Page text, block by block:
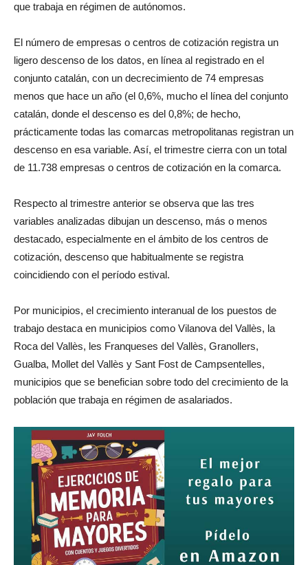
que trabaja en régimen de autónomos.
El número de empresas o centros de cotización registra un
ligero descenso de los datos, en línea al registrado en el
conjunto catalán, con un decrecimiento de 74 empresas
menos que hace un año (el 0,6%, mucho el línea del conjunto
catalán, donde el descenso es del 0,8%; de hecho,
prácticamente todas las comarcas metropolitanas registran un
descenso en esa variable. Así, el trimestre cierra con un total
de 11.738 empresas o centros de cotización en la comarca.
Respecto al trimestre anterior se observa que las tres
variables analizadas dibujan un descenso, más o menos
destacado, especialmente en el ámbito de los centros de
cotización, descenso que habitualmente se registra
coincidiendo con el período estival.
Por municipios, el crecimiento interanual de los puestos de
trabajo destaca en municipios como Vilanova del Vallès, la
Roca del Vallès, les Franqueses del Vallès, Granollers,
Gualba, Mollet del Vallès y Sant Fost de Campsentelles,
municipios que se benefician sobre todo del crecimiento de la
población que trabaja en régimen de asalariados.